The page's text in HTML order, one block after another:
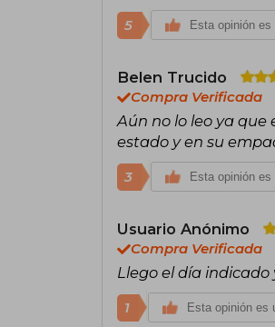
5 Esta opinión es
Belen Trucido
Compra Verificada
Aún no lo leo ya que
estado y en su
3 Esta opinión es
Usuario Anónimo
Compra Verificada
Llego el día indicado
1 Esta opinión es